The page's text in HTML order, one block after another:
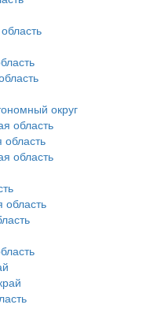
округ
область
область
область
область